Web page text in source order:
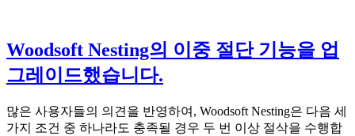
Woodsoft Nesting의 이중 절단 기능을 업
그레이드했습니다.
많은 사용자들의 의견을 반영하여, Woodsoft Nesting은 다음 세
가지 조건 중 하나라도 충족될 경우 두 번 이상 절삭을 수행합